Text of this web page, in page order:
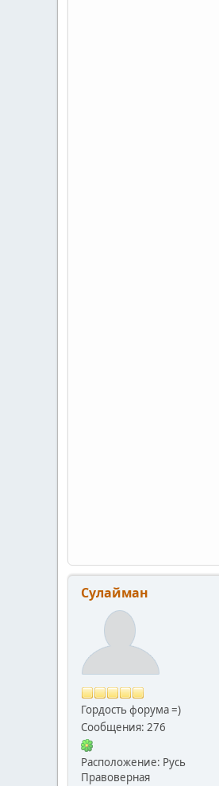
Сулайман
Гордость форума =)
Сообщения: 276
Расположение: Русь
Правоверная